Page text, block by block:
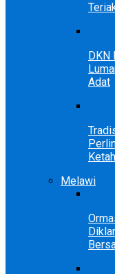
DKN
Adat
Melawi